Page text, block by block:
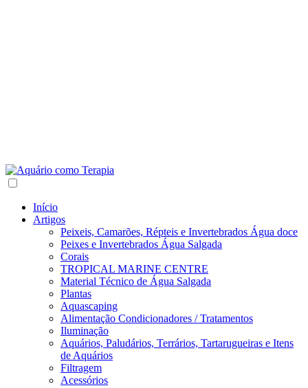
Início
Artigos
Peixeis, Camarões, Répteis e Invertebrados Água doce
Peixes e Invertebrados Água Salgada
Corais
TROPICAL MARINE CENTRE
Material Técnico de Água Salgada
Plantas
Aquascaping
Alimentação Condicionadores / Tratamentos
Iluminação
Aquários, Paludários, Terrários, Tartarugueiras e Itens
de Aquários
Filtragem
Acessórios